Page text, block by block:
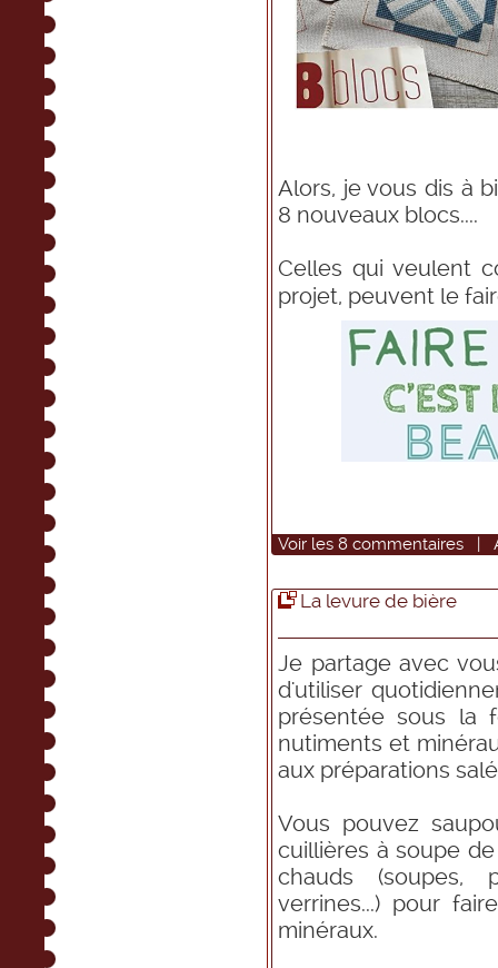
Alors, je vous dis à
8 nouveaux blocs....
Celles qui veulent
projet, peuvent le
Voir les 8 commentaires |
La levure de bière
Je partage avec
d'utiliser
présentée sous la
nutiments et
aux préparations
Vous pouvez
cuillières à soupe
chauds (soupes,
verrines...) pour
minéraux.